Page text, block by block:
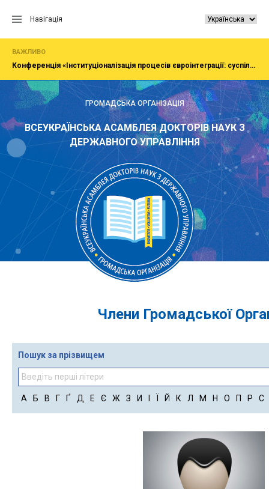
Навігація
ВАЖЛИВО
Конференція «Інституціоналізація процесів євроінтеграції: суспільство, економіка, адміністрування»
ГРОМАДСЬКА ОРГАНІЗАЦІЯ
ВСЕУКРАЇНСЬКА АСАМБЛЕЯ ДОКТОРІВ НАУК З
ДЕРЖАВНОГО УПРАВЛІННЯ
Члени Громадської
Пошук за прізвищем
А Б В Г Ґ Д Е Є Ж З И Й К Л М Н О П Р С